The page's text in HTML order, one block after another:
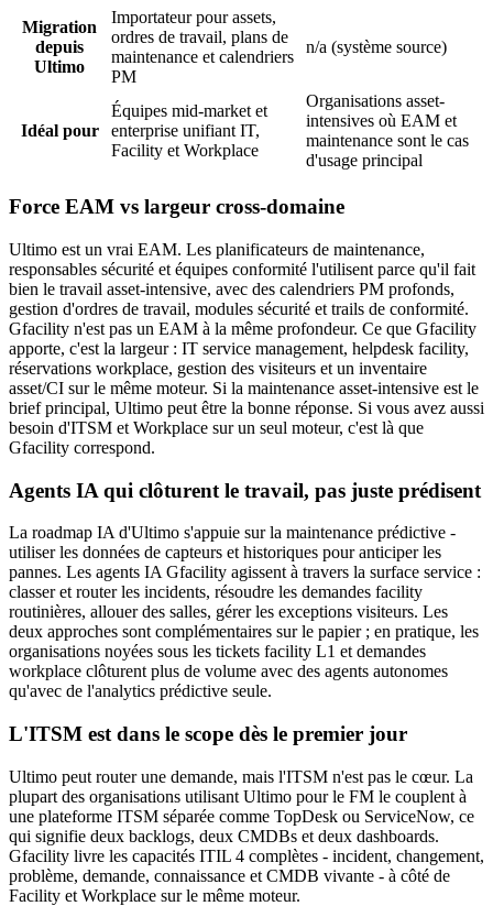
Migration
depuis
Ultimo
Importateur pour assets,
ordres de travail, plans de
maintenance et calendriers
PM
n/a (système source)
Idéal pour
Équipes mid-market et
enterprise unifiant IT,
Facility et Workplace
Organisations asset-
intensives où EAM et
maintenance sont le cas
d'usage principal
Force EAM vs largeur cross-domaine
Ultimo est un vrai EAM. Les planificateurs de maintenance,
responsables sécurité et équipes conformité l'utilisent parce qu'il fait
bien le travail asset-intensive, avec des calendriers PM profonds,
gestion d'ordres de travail, modules sécurité et trails de conformité.
Gfacility n'est pas un EAM à la même profondeur. Ce que Gfacility
apporte, c'est la largeur : IT service management, helpdesk facility,
réservations workplace, gestion des visiteurs et un inventaire
asset/CI sur le même moteur. Si la maintenance asset-intensive est le
brief principal, Ultimo peut être la bonne réponse. Si vous avez aussi
besoin d'ITSM et Workplace sur un seul moteur, c'est là que
Gfacility correspond.
Agents IA qui clôturent le travail, pas juste prédisent
La roadmap IA d'Ultimo s'appuie sur la maintenance prédictive -
utiliser les données de capteurs et historiques pour anticiper les
pannes. Les agents IA Gfacility agissent à travers la surface service :
classer et router les incidents, résoudre les demandes facility
routinières, allouer des salles, gérer les exceptions visiteurs. Les
deux approches sont complémentaires sur le papier ; en pratique, les
organisations noyées sous les tickets facility L1 et demandes
workplace clôturent plus de volume avec des agents autonomes
qu'avec de l'analytics prédictive seule.
L'ITSM est dans le scope dès le premier jour
Ultimo peut router une demande, mais l'ITSM n'est pas le cœur. La
plupart des organisations utilisant Ultimo pour le FM le couplent à
une plateforme ITSM séparée comme TopDesk ou ServiceNow, ce
qui signifie deux backlogs, deux CMDBs et deux dashboards.
Gfacility livre les capacités ITIL 4 complètes - incident, changement,
problème, demande, connaissance et CMDB vivante - à côté de
Facility et Workplace sur le même moteur.